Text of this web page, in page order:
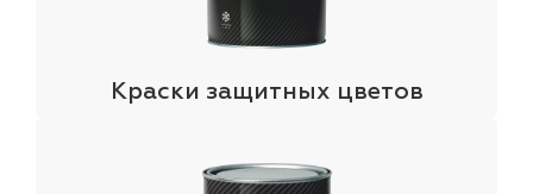
Краски защитных цветов